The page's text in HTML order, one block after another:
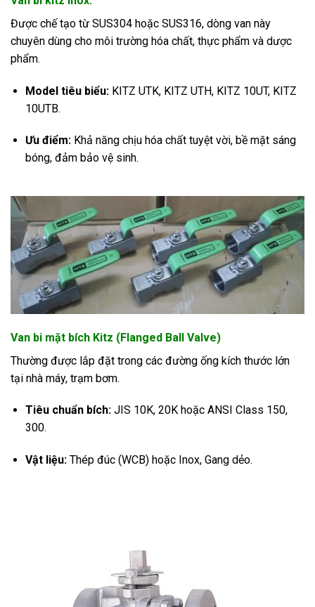
Được chế tạo từ SUS304 hoặc SUS316, dòng van này
chuyên dùng cho môi trường hóa chất, thực phẩm và dược
phẩm.
Model tiêu biểu:KITZ UTK, KITZ UTH, KITZ 10UT, KITZ
10UTB.
Ưu điểm:Khả năng chịu hóa chất tuyệt vời, bề mặt sáng
bóng, đảm bảo vệ sinh.
Van bi mặt bích Kitz (Flanged Ball Valve)
Thường được lắp đặt trong các đường ống kích thước lớn
tại nhà máy, trạm bơm.
Tiêu chuẩn bích:JIS 10K, 20K hoặc ANSI Class 150,
300.
Vật liệu:Thép đúc (WCB) hoặc Inox, Gang dẻo.